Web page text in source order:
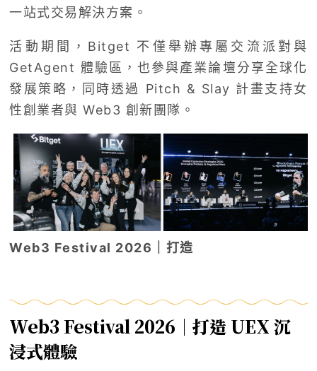
一站式交易解決方案。
活動期間，Bitget 不僅舉辦專屬交流派對與
GetAgent 體驗區，也參與產業論壇分享全球化
發展策略，同時透過 Pitch & Slay 計畫支持女
性創業者與 Web3 創新團隊。
Web3 Festival 2026｜打造
Web3 Festival 2026｜打造 UEX 沉
浸式體驗